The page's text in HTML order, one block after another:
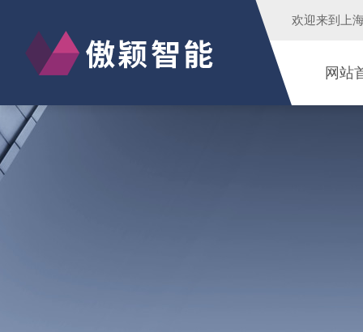
欢迎来到 上
网站